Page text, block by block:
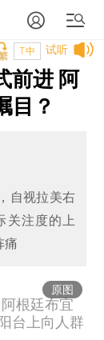
试听
T中
前进 阿
目？
自视拉美右
关注度的上
痛
原图
根廷布宜
台上向人群